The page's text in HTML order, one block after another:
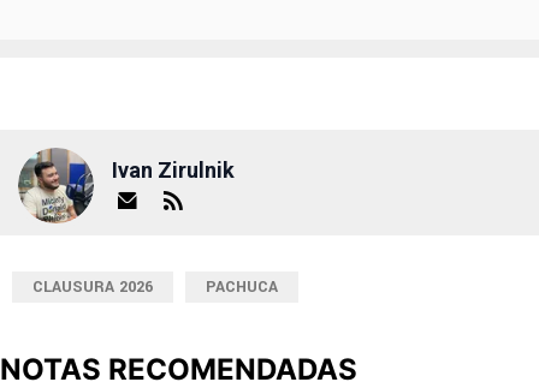
Ivan Zirulnik
CLAUSURA 2026 PACHUCA
NOTAS RECOMENDADAS